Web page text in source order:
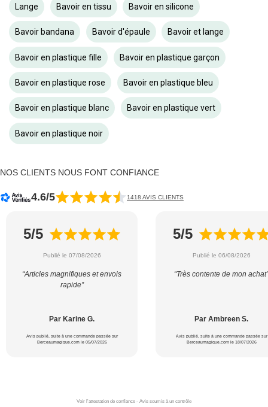
Lange Bavoir en tissu Bavoir en silicone
Bavoir bandana Bavoir d'épaule Bavoir et lange
Bavoir en plastique fille Bavoir en plastique garçon
Bavoir en plastique rose Bavoir en plastique bleu
Bavoir en plastique blanc Bavoir en plastique vert
Bavoir en plastique noir
NOS CLIENTS NOUS FONT CONFIANCE
4.6/5 1418 AVIS CLIENTS
5/5
Publié le 07/08/2026
“Articles magnifiques et envois
rapide”
Par Karine G.
Avis publié, suite à une commande passée sur
Berceaumagique.com le 05/07/2026
5/5
Publié le 06/08/2026
“Très contente de mon achat”
Par Ambreen S.
Avis publié, suite à une commande passée sur
Berceaumagique.com le 18/07/2026
Voir l'attestation de confiance - Avis soumis à un contrôle